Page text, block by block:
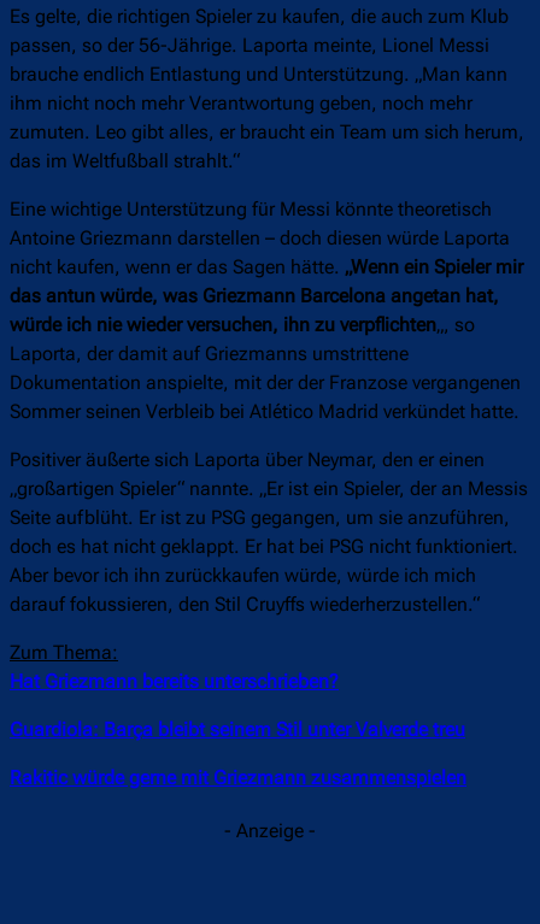
Es gelte, die richtigen Spieler zu kaufen, die auch zum Klub
passen, so der 56-Jährige. Laporta meinte, Lionel Messi
brauche endlich Entlastung und Unterstützung. „Man kann
ihm nicht noch mehr Verantwortung geben, noch mehr
zumuten. Leo gibt alles, er braucht ein Team um sich herum,
das im Weltfußball strahlt.“
Eine wichtige Unterstützung für Messi könnte theoretisch
Antoine Griezmann darstellen – doch diesen würde Laporta
nicht kaufen, wenn er das Sagen hätte. „Wenn ein Spieler mir
das antun würde, was Griezmann Barcelona angetan hat,
würde ich nie wieder versuchen, ihn zu verpflichten„, so
Laporta, der damit auf Griezmanns umstrittene
Dokumentation anspielte, mit der der Franzose vergangenen
Sommer seinen Verbleib bei Atlético Madrid verkündet hatte.
Positiver äußerte sich Laporta über Neymar, den er einen
„großartigen Spieler“ nannte. „Er ist ein Spieler, der an Messis
Seite aufblüht. Er ist zu PSG gegangen, um sie anzuführen,
doch es hat nicht geklappt. Er hat bei PSG nicht funktioniert.
Aber bevor ich ihn zurückkaufen würde, würde ich mich
darauf fokussieren, den Stil Cruyffs wiederherzustellen.“
Zum Thema:
Hat Griezmann bereits unterschrieben?
Guardiola: Barça bleibt seinem Stil unter Valverde treu
Rakitic würde gerne mit Griezmann zusammenspielen
- Anzeige -